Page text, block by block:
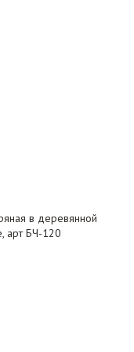
в деревянной
арт БЧ-120